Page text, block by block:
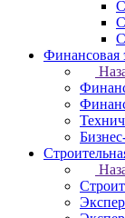
Финансовая